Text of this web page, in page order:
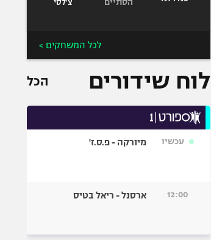
הסתיים צ'לסי
לכל המשחקים >
לוח שידורים הכל
עכשיו מיורקה - פ.ס.ז'
12:00 ארסנל - ריאל בטיס